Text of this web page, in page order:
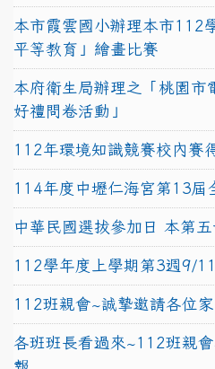
本市霞雲國小辦理本市112
平等教育」繪畫比賽
本府衛生局辦理之「桃園市
好禮問卷活動」
112年環境知識競賽校內賽
114年度中壢仁海宮第13屆
中華民國選拔參加日 本第
112學年度上學期第3週9/
112班親會~誠摯邀請各位
各班班長看過來~112班親
報